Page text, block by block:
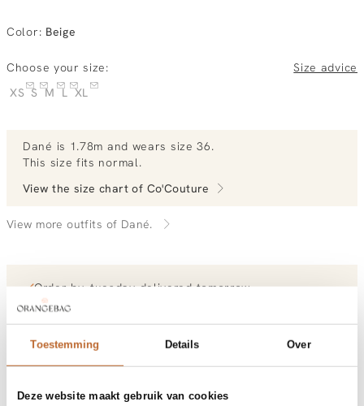
Toestemming Details Over
Deze website maakt gebruik van cookies
Color: Beige
Choose your size:
Size advice
XS S M L XL
Dané is 1.78m and wears size 36.
This size fits normal .
View the size chart of Co'Couture
View more outfits of Dané.
Order by, tuesday delivered tomorrow
Free shipping over €99